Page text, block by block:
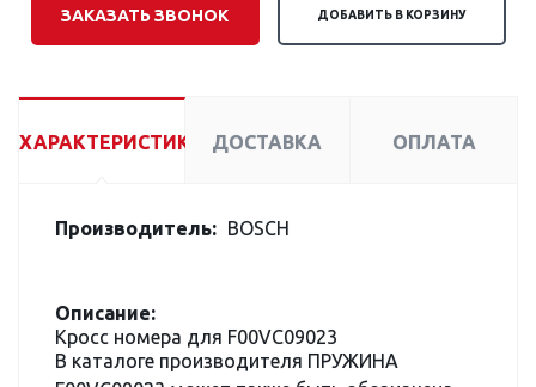
ЗАКАЗАТЬ ЗВОНОК ДОБАВИТЬ В КОРЗИНУ
ХАРАКТЕРИСТИКИ ДОСТАВКА ОПЛАТА
Производитель: BOSCH
Описание:
Кросс номера для F00VC09023
В каталоге производителя ПРУЖИНА